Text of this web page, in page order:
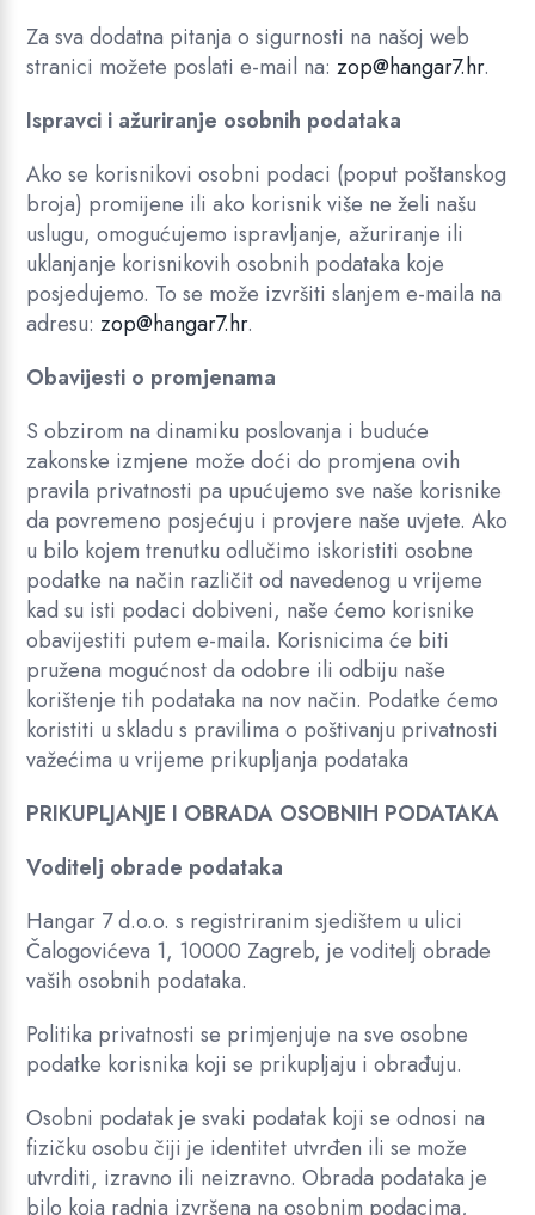
Za sva dodatna pitanja o sigurnosti na našoj web
stranici možete poslati e-mail na:zop@hangar7.hr.
Ispravci i ažuriranje osobnih podataka
Ako se korisnikovi osobni podaci (poput poštanskog
broja) promijene ili ako korisnik više ne želi našu
uslugu, omogućujemo ispravljanje, ažuriranje ili
uklanjanje korisnikovih osobnih podataka koje
posjedujemo. To se može izvršiti slanjem e-maila na
adresu:zop@hangar7.hr.
Obavijesti o promjenama
S obzirom na dinamiku poslovanja i buduće
zakonske izmjene može doći do promjena ovih
pravila privatnosti pa upućujemo sve naše korisnike
da povremeno posjećuju i provjere naše uvjete. Ako
u bilo kojem trenutku odlučimo iskoristiti osobne
podatke na način različit od navedenog u vrijeme
kad su isti podaci dobiveni, naše ćemo korisnike
obavijestiti putem e-maila. Korisnicima će biti
pružena mogućnost da odobre ili odbiju naše
korištenje tih podataka na nov način. Podatke ćemo
koristiti u skladu s pravilima o poštivanju privatnosti
važećima u vrijeme prikupljanja podataka
PRIKUPLJANJE I OBRADA OSOBNIH PODATAKA
Voditelj obrade podataka
Hangar 7 d.o.o. s registriranim sjedištem u ulici
Čalogovićeva 1, 10000 Zagreb, je voditelj obrade
vaših osobnih podataka.
Politika privatnosti se primjenjuje na sve osobne
podatke korisnika koji se prikupljaju i obrađuju.
Osobni podatak je svaki podatak koji se odnosi na
fizičku osobu čiji je identitet utvrđen ili se može
utvrditi, izravno ili neizravno. Obrada podataka je
bilo koja radnja izvršena na osobnim podacima,